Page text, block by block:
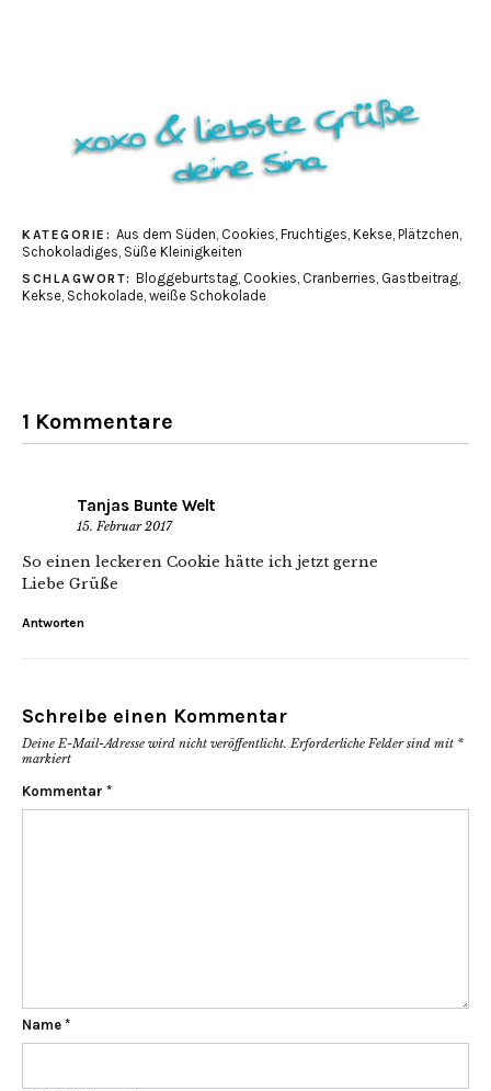
KATEGORIE: Aus dem Süden, Cookies, Fruchtiges, Kekse, Plätzchen,
Schokoladiges, Süße Kleinigkeiten
SCHLAGWORT: Bloggeburtstag, Cookies, Cranberries, Gastbeitrag,
Kekse, Schokolade, weiße Schokolade
1 Kommentare
Tanjas Bunte Welt
15. Februar 2017
So einen leckeren Cookie hätte ich jetzt gerne
Liebe Grüße
Antworten
Schreibe einen Kommentar
Deine E-Mail-Adresse wird nicht veröffentlicht. Erforderliche Felder sind mit *
markiert
Kommentar *
Name *